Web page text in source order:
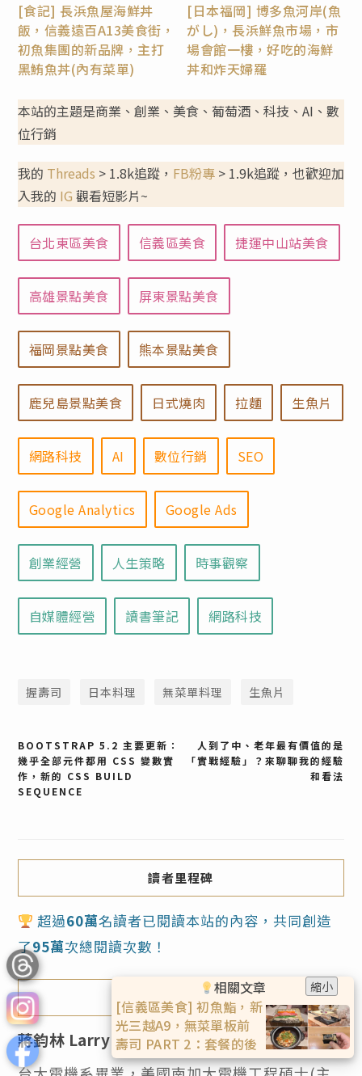
[食記] 長浜魚屋海鮮丼
飯，信義遠百A13美食街，
初魚集團的新品牌，主打
黑鮪魚丼(內有菜單)
[日本福岡] 博多魚河岸(魚
がし)，長浜鮮魚市場，市
場會館一樓，好吃的海鮮
丼和炸天婦羅
相關文章 縮小
[日本福岡] 葫蘆壽司，天
神區超高人氣握壽司，魚
鮮種類非常多(有中文菜
單)，也有熟食料理
本站的主題是商業、創業、美食、葡萄酒、科技、AI、數
位行銷
我的 Threads > 1.8k追蹤， FB粉專> 1.9k追蹤，也歡迎加
入我的 IG 觀看短影片~
台北東區美食 信義區美食 捷運中山站美食
高雄景點美食 屏東景點美食
福岡景點美食 熊本景點美食
鹿兒島景點美食 日式燒肉 拉麵 生魚片
網路科技 AI 數位行銷 SEO
Google Analytics Google Ads
創業經營 人生策略 時事觀察
自媒體經營 讀書筆記 網路科技
握壽司 日本料理 無菜單料理 生魚片
文
章
人到了中、老年最有價值的是
「實戰經驗」？來聊聊我的經驗
和看法
BOOTSTRAP 5.2 主要更新：
幾乎全部元件都用 CSS 變數實
作，新的 CSS BUILD
SEQUENCE
讀者里程碑
超過60萬名讀者已閱讀本站的內容，共同創造
了95萬次總閱讀次數！
關於我
蔣鈞林 Larry